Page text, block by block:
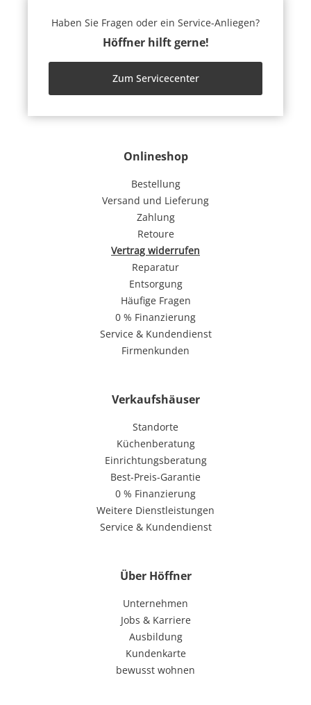
Onlineshop
Bestellung
Versand und Lieferung
Zahlung
Retoure
Vertrag widerrufen
Reparatur
Entsorgung
Häufige Fragen
0 % Finanzierung
Service & Kundendienst
Firmenkunden
Verkaufshäuser
Standorte
Küchenberatung
Einrichtungsberatung
Best-Preis-Garantie
0 % Finanzierung
Weitere Dienstleistungen
Service & Kundendienst
Über Höffner
Unternehmen
Jobs & Karriere
Ausbildung
Kundenkarte
bewusst wohnen
Haben Sie Fragen oder ein Service-Anliegen?
Höffner hilft gerne!
Zum Servicecenter